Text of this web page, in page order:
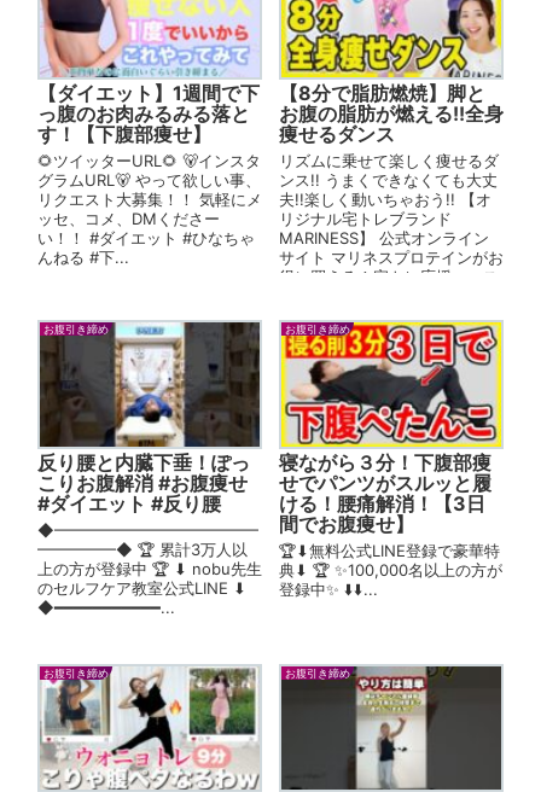
【ダイエット】1週間で下
っ腹のお肉みるみる落と
す！【下腹部痩せ】
🌻ツイッターURL🌻 🐻インスタ
グラムURL🐻 やって欲しい事、
リクエスト大募集！！ 気軽にメ
ッセ、コメ、DMくださー
い！！ #ダイエット #ひなちゃ
んねる #下...
【8分で脂肪燃焼】脚と
お腹の脂肪が燃える!!全身
痩せるダンス
リズムに乗せて楽しく痩せるダ
ンス!! うまくできなくても大丈
夫!!楽しく動いちゃおう!! 【オ
リジナル宅トレブランド
MARINESS】 公式オンライン
サイト マリネスプロテインがお
得に買える！宅トレ応援コース
お腹引き締め
反り腰と内臓下垂！ぽっ
こりお腹解消 #お腹痩せ
#ダイエット #反り腰
◆━━━━━━━━━━━━━
━━━━━◆ 🏆 累計3万人以
上の方が登録中 🏆 ⬇︎ nobu先生
のセルフケア教室公式LINE ⬇︎
◆━━━━━━━━━━━...
お腹引き締め
寝ながら３分！下腹部痩
せでパンツがスルッと履
ける！腰痛解消！【3日
間でお腹痩せ】
🏆⬇︎無料公式LINE登録で豪華特
典⬇︎ 🏆 ✨100,000名以上の方が
登録中✨ ⬇️⬇️...
お腹引き締め お腹引き締め